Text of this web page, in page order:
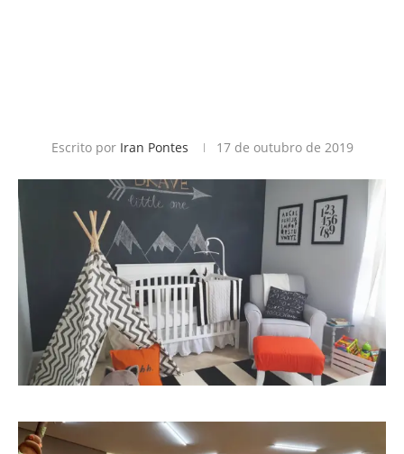
Escrito por Iran Pontes 17 de outubro de 2019